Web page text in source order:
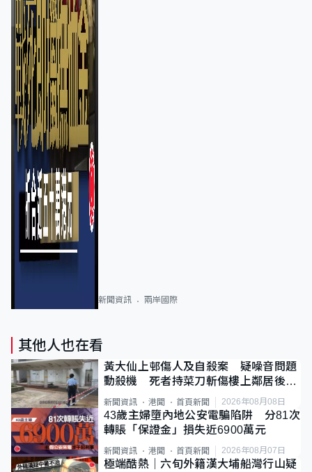
新聞資訊 兩岸國際
其他人也在看
黃大仙上邨傷人及自殺案 疑噪音問題
動殺機 死者持菜刀斬傷樓上鄰居後墮
斃
新聞資訊 港聞 首頁新聞 2026年08月08日
43歲主婦墮內地公安電騙陷阱 分81次
轉賬「保證金」損失近6900萬元
新聞資訊 港聞 首頁新聞 2026年08月07日
極端酷熱｜六旬外籍漢大埔船灣行山疑